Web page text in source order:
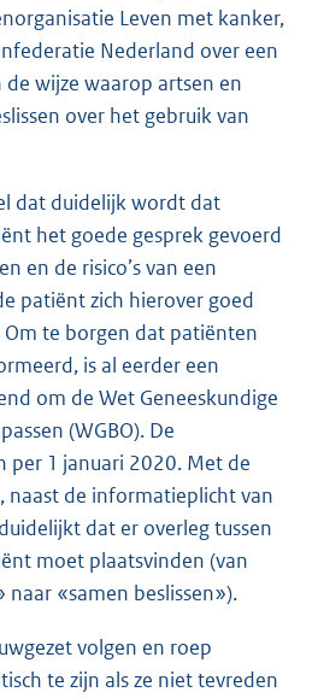
Leven met kanker,
Nederland over een
wijze waarop artsen en
over het gebruik van
dat duidelijk wordt dat
het goede gesprek gevoerd
en de risico’s van een
patiënt zich hierover goed
te borgen dat patiënten
is al eerder een
om de Wet Geneeskundige
(WGBO). De
per 1 januari 2020. Met de
naast de informatieplicht van
dat er overleg tussen
moet plaatsvinden (van
«samen beslissen»).
volgen en roep
te zijn als ze niet tevreden